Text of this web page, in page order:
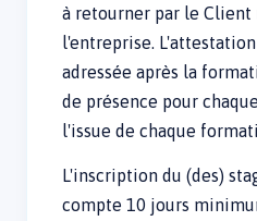
à retourner par le Client
l'entreprise.
adressée après la
de présence pour
l'issue de chaque
L'inscription du (des)
compte 10 jours